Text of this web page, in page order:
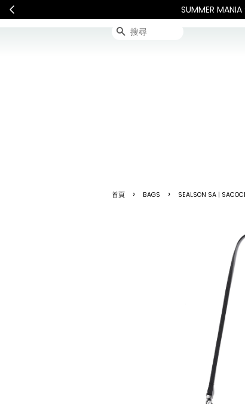
Recipient is responsible for all customs duties and
搜尋
首頁 › BAGS › SEALSON SA |